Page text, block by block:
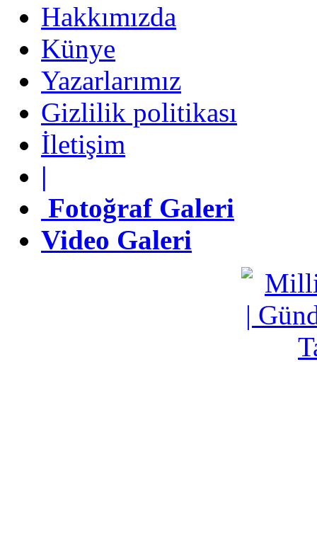
Künye
Yazarlarımız
Gizlilik politikası
İletişim
Fotoğraf Galeri
Video Galeri
Hakkımızda
Künye
Yazarlarımız
Gizlilik politikası
İletişim
|
Fotoğraf Galeri
Video Galeri